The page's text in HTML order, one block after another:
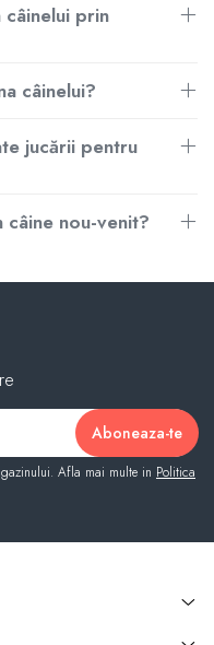
prin
câinelui?
jucării pentru
câine nou-venit?
Afla mai multe in Politica